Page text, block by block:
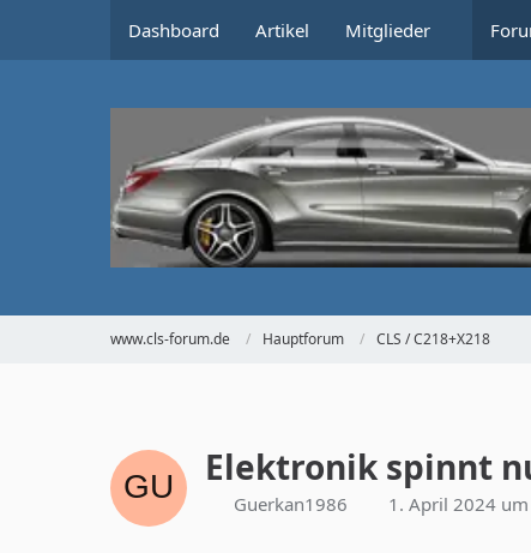
Dashboard Artikel Mitglieder
www.cls-forum.de Hauptforum CLS / C218+X218
Elektronik spinnt
Guerkan1986 1. April 2024